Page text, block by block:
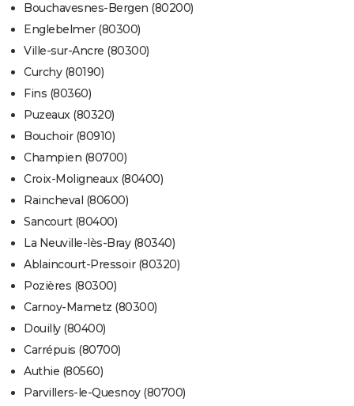
Bouchavesnes-Bergen (80200)
Englebelmer (80300)
Ville-sur-Ancre (80300)
Curchy (80190)
Fins (80360)
Puzeaux (80320)
Bouchoir (80910)
Champien (80700)
Croix-Moligneaux (80400)
Raincheval (80600)
Sancourt (80400)
La Neuville-lès-Bray (80340)
Ablaincourt-Pressoir (80320)
Pozières (80300)
Carnoy-Mametz (80300)
Douilly (80400)
Carrépuis (80700)
Authie (80560)
Parvillers-le-Quesnoy (80700)